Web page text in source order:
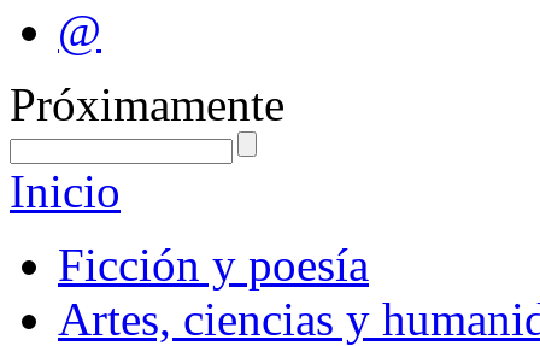
@
Próximamente
Inicio
Ficción y poesía
Artes, ciencias y